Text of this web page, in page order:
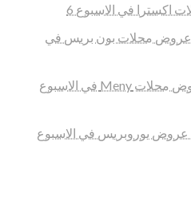
Bunnpris tilbudene i uke 6 عروض محلات بون بريس في
Menys tilbudene uke 6 عروض محلات Meny في الاسبوع
Europriss tilbudene i uke 6 عروض يوروبريس في الاسبوع